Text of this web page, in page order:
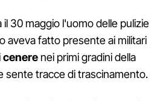
30 maggio l'uomo delle pulizie
aveva fatto presente ai militari
cenere nei primi gradini della
sente tracce di trascinamento.